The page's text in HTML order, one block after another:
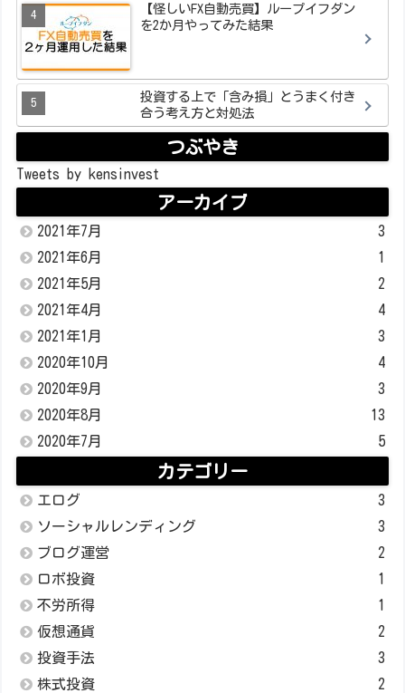
【怪しいFX自動売買】ループイフダン
を2か月やってみた結果
投資する上で「含み損」とうまく付き
合う考え方と対処法
つぶやき
Tweets by kensinvest
アーカイブ
2021年7月
3
2021年6月
1
2021年5月
2
2021年4月
4
2021年1月
3
2020年10月
4
2020年9月
3
2020年8月
13
2020年7月
5
カテゴリー
エログ
3
ソーシャルレンディング
3
ブログ運営
2
ロボ投資
1
不労所得
1
仮想通貨
2
投資手法
3
株式投資
2